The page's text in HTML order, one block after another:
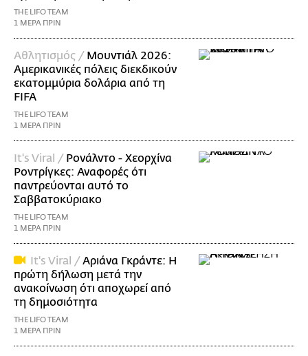
THE LIFO TEAM
1 ΜΕΡΑ ΠΡΙΝ
Αθλητισμός / Μουντιάλ 2026:
Αμερικανικές πόλεις διεκδικούν
εκατομμύρια δολάρια από τη
FIFA
THE LIFO TEAM
1 ΜΕΡΑ ΠΡΙΝ
It's Viral / Ρονάλντο - Χεορχίνα
Ροντρίγκες: Αναφορές ότι
παντρεύονται αυτό το
Σαββατοκύριακο
THE LIFO TEAM
1 ΜΕΡΑ ΠΡΙΝ
It's Viral /Αριάνα Γκράντε: Η
πρώτη δήλωση μετά την
ανακοίνωση ότι αποχωρεί από
τη δημοσιότητα
THE LIFO TEAM
1 ΜΕΡΑ ΠΡΙΝ